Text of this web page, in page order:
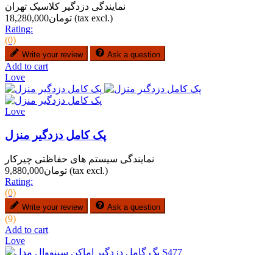
نمایندگی دزدگیر کلاسیک تهران
تومان18,280,000 (tax excl.)
Rating:
(0)
Write your review Ask a question
Add to cart
Love
Love
پک کامل دزدگیر منزل
نمایندگی سیستم های حفاظتی چیرکار
تومان9,880,000 (tax excl.)
Rating:
(0)
Write your review Ask a question
(9)
Add to cart
Love